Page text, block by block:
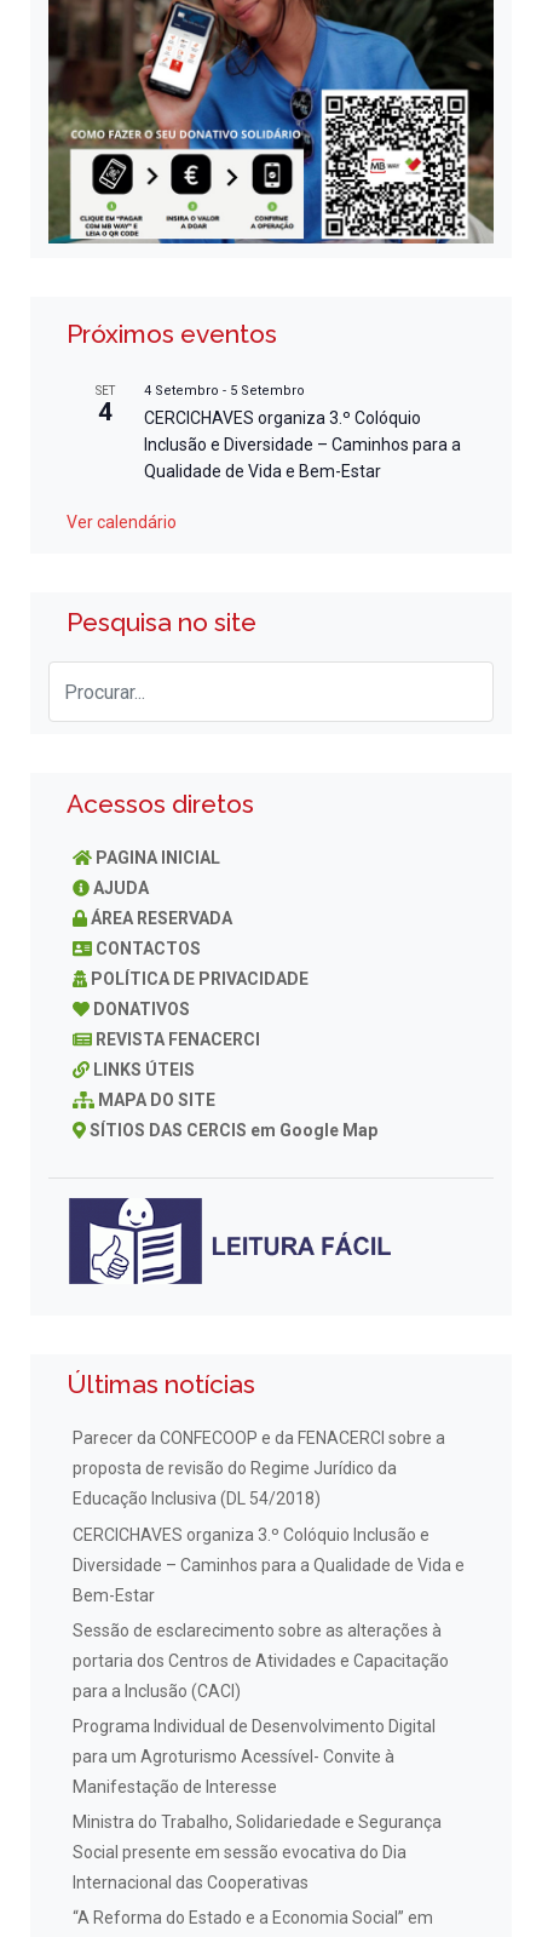
Próximos eventos
SET
4
4 Setembro - 5 Setembro
CERCICHAVES organiza 3.º Colóquio
Inclusão e Diversidade – Caminhos para a
Qualidade de Vida e Bem-Estar
Ver calendário
Pesquisa no site
Acessos diretos
PAGINA INICIAL
AJUDA
ÁREA RESERVADA
CONTACTOS
POLÍTICA DE PRIVACIDADE
DONATIVOS
REVISTA FENACERCI
LINKS ÚTEIS
MAPA DO SITE
SÍTIOS DAS CERCIS em Google Map
Últimas notícias
Parecer da CONFECOOP e da FENACERCI sobre a
proposta de revisão do Regime Jurídico da
Educação Inclusiva (DL 54/2018)
CERCICHAVES organiza 3.º Colóquio Inclusão e
Diversidade – Caminhos para a Qualidade de Vida e
Bem-Estar
Sessão de esclarecimento sobre as alterações à
portaria dos Centros de Atividades e Capacitação
para a Inclusão (CACI)
Programa Individual de Desenvolvimento Digital
para um Agroturismo Acessível- Convite à
Manifestação de Interesse
Ministra do Trabalho, Solidariedade e Segurança
Social presente em sessão evocativa do Dia
Internacional das Cooperativas
“A Reforma do Estado e a Economia Social” em